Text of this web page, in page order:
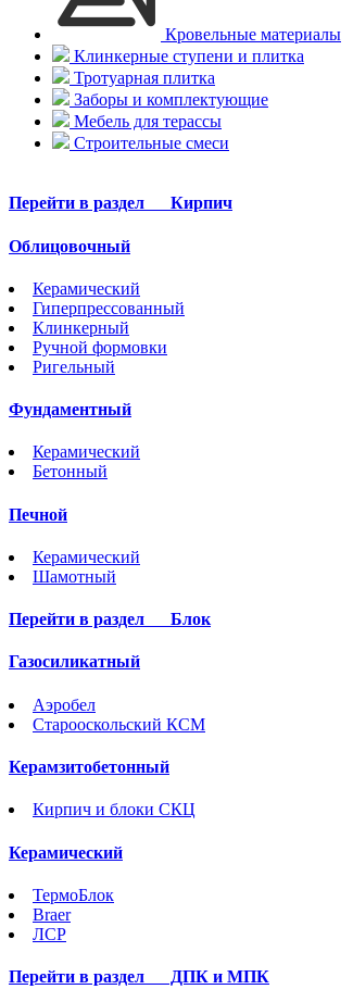
Кровельные материалы
Клинкерные ступени и плитка
Тротуарная плитка
Заборы и комплектующие
Мебель для терассы
Строительные смеси
Перейти в раздел Кирпич
Облицовочный
Керамический
Гиперпрессованный
Клинкерный
Ручной формовки
Ригельный
Фундаментный
Керамический
Бетонный
Печной
Керамический
Шамотный
Перейти в раздел Блок
Газосиликатный
Аэробел
Старооскольский КСМ
Керамзитобетонный
Кирпич и блоки СКЦ
Керамический
ТермоБлок
Braer
ЛСР
Перейти в раздел ДПК и МПК